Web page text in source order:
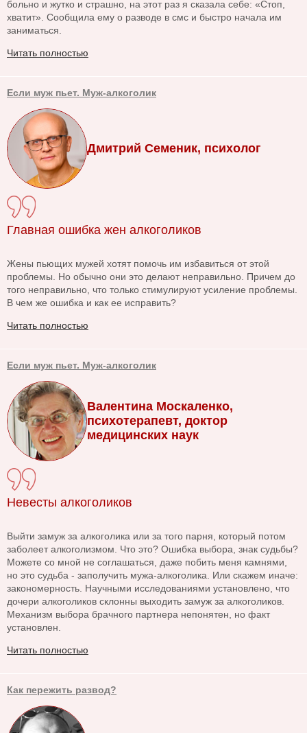
больно и жутко и страшно, на этот раз я сказала себе: «Стоп,
хватит». Сообщила ему о разводе в смс и быстро начала им
заниматься.
Читать полностью
Если муж пьет. Муж-алкоголик
Дмитрий Семеник, психолог
Главная ошибка жен алкоголиков
Жены пьющих мужей хотят помочь им избавиться от этой
проблемы. Но обычно они это делают неправильно. Причем до
того неправильно, что только стимулируют усиление проблемы.
В чем же ошибка и как ее исправить?
Читать полностью
Если муж пьет. Муж-алкоголик
Валентина Москаленко,
психотерапевт, доктор
медицинских наук
Невесты алкоголиков
Выйти замуж за алкоголика или за того парня, который потом
заболеет алкоголизмом. Что это? Ошибка выбора, знак судьбы?
Можете со мной не соглашаться, даже побить меня камнями,
но это судьба - заполучить мужа-алкоголика. Или скажем иначе:
закономерность. Научными исследованиями установлено, что
дочери алкоголиков склонны выходить замуж за алкоголиков.
Механизм выбора брачного партнера непонятен, но факт
установлен.
Читать полностью
Как пережить развод?